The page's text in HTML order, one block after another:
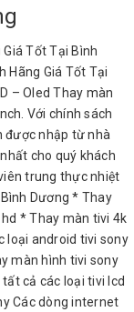
Tốt Tại Bình
Hãng Giá Tốt Tại
– Oled Thay màn
Với chính sách
được nhập từ nhà
cho quý khách
trung thực nhiệt
Dương * Thay
* Thay màn tivi 4k
loại android tivi sony
màn hình tivi sony
cả các loại tivi lcd
Các dòng internet